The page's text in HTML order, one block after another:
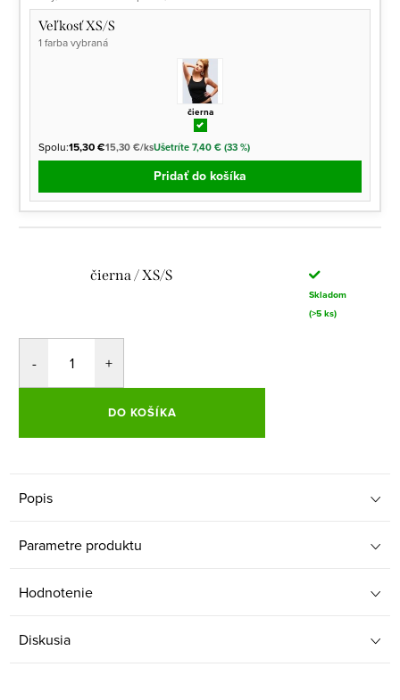
Veľkosť XS/S
1 farba vybraná
čierna
Spolu:15,30 €15,30 €/ksUšetríte 7,40 € (33 %)
Pridať do košíka
čierna / XS/S
Skladom
(>5 ks)
DO KOŠÍKA
Popis
Parametre produktu
Hodnotenie
Diskusia